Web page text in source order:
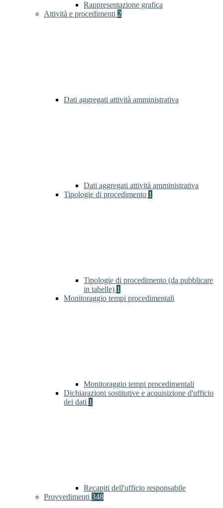
Rappresentazione grafica
Attività e procedimenti 2
Dati aggregati attività amministrativa
Dati aggregati attività amministrativa
Tipologie di procedimento 1
Tipologie di procedimento (da pubblicare
in tabelle) 1
Monitoraggio tempi procedimentali
Monitoraggio tempi procedimentali
Dichiarazioni sostitutive e acquisizione d'ufficio
dei dati 1
Recapiti dell'ufficio responsabile
Provvedimenti 348